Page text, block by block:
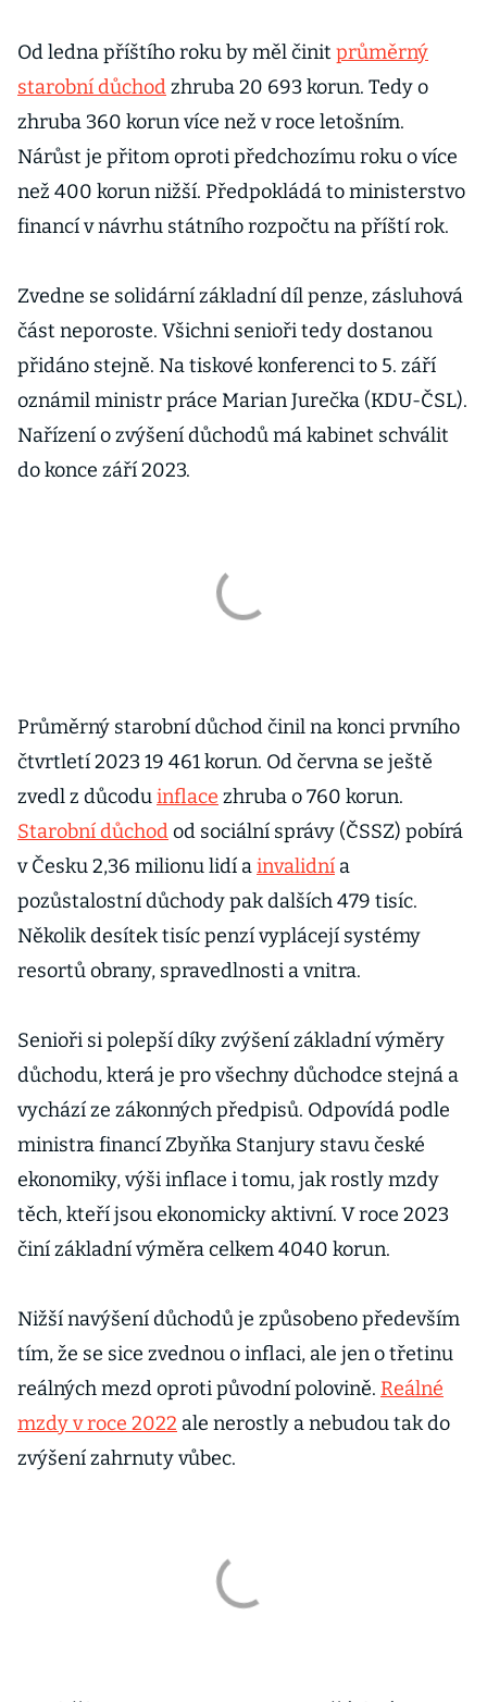
Od ledna příštího roku by měl činit průměrný
starobní důchodzhruba 20 693 korun. Tedy o
zhruba 360 korun více než v roce letošním.
Nárůst je přitom oproti předchozímu roku o více
než 400 korun nižší. Předpokládá to ministerstvo
financí v návrhu státního rozpočtu na příští rok.
Zvedne se solidární základní díl penze, zásluhová
část neporoste. Všichni senioři tedy dostanou
přidáno stejně. Na tiskové konferenci to 5. září
oznámil ministr práce Marian Jurečka (KDU-ČSL).
Nařízení o zvýšení důchodů má kabinet schválit
do konce září 2023.
Průměrný starobní důchod činil na konci prvního
čtvrtletí 2023 19 461 korun. Od června se ještě
zvedl z důcoduinflace zhruba o 760 korun.
Starobní důchodod sociální správy (ČSSZ) pobírá
v Česku 2,36 milionu lidí ainvalidní a
pozůstalostní důchody pak dalších 479 tisíc.
Několik desítek tisíc penzí vyplácejí systémy
resortů obrany, spravedlnosti a vnitra.
Senioři si polepší díky zvýšení základní výměry
důchodu, která je pro všechny důchodce stejná a
vychází ze zákonných předpisů. Odpovídá podle
ministra financí Zbyňka Stanjury stavu české
ekonomiky, výši inflace i tomu, jak rostly mzdy
těch, kteří jsou ekonomicky aktivní. V roce 2023
činí základní výměra celkem 4040 korun.
Nižší navýšení důchodů je způsobeno především
tím, že se sice zvednou o inflaci, ale jen o třetinu
reálných mezd oproti původní polovině. Reálné
mzdy v roce 2022 ale nerostly a nebudou tak do
zvýšení zahrnuty vůbec.